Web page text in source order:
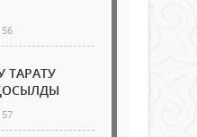
56
ТАРАТУ
57